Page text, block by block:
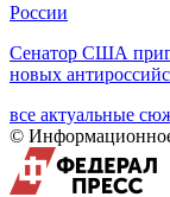
России
Сенатор США
новых
все актуальные
© Информационное